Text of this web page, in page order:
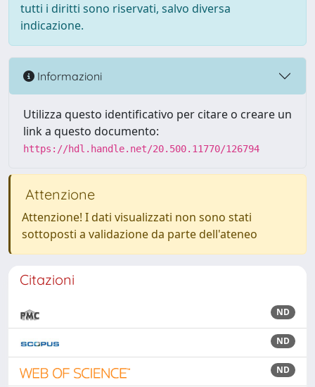
tutti i diritti sono riservati, salvo diversa
indicazione.
Informazioni
Utilizza questo identificativo per citare o creare un
link a questo documento:
https://hdl.handle.net/20.500.11770/126794
Attenzione
Attenzione! I dati visualizzati non sono stati
sottoposti a validazione da parte dell'ateneo
Citazioni
ND
ND
ND